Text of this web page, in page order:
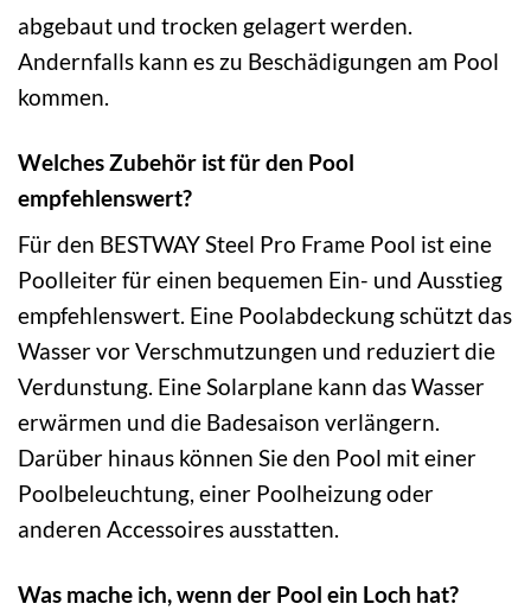
abgebaut und trocken gelagert werden.
Andernfalls kann es zu Beschädigungen am Pool
kommen.
Welches Zubehör ist für den Pool
empfehlenswert?
Für den BESTWAY Steel Pro Frame Pool ist eine
Poolleiter für einen bequemen Ein- und Ausstieg
empfehlenswert. Eine Poolabdeckung schützt das
Wasser vor Verschmutzungen und reduziert die
Verdunstung. Eine Solarplane kann das Wasser
erwärmen und die Badesaison verlängern.
Darüber hinaus können Sie den Pool mit einer
Poolbeleuchtung, einer Poolheizung oder
anderen Accessoires ausstatten.
Was mache ich, wenn der Pool ein Loch hat?